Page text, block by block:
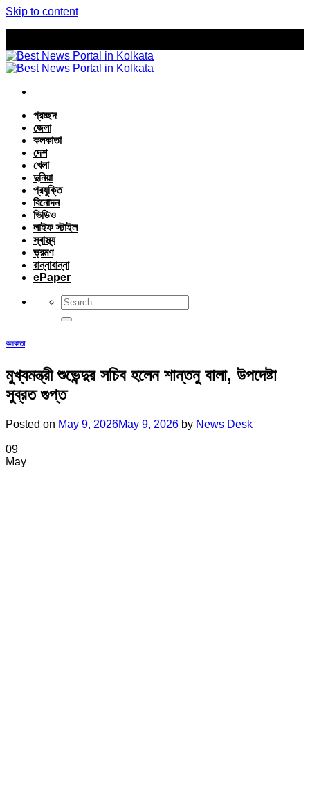
Skip to content
প্রচ্ছদ
জেলা
কলকাতা
দেশ
খেলা
দুনিয়া
প্রযুক্তি
বিনোদন
ভিডিও
লাইফ স্টাইল
স্বাস্থ্য
ভ্রমণ
রান্নাবান্না
ePaper
কলকাতা
মুখ্যমন্ত্রী শুভেন্দুর সচিব হলেন শান্তনু বালা, উপদেষ্টা
সুব্রত গুপ্ত
Posted on May 9, 2026May 9, 2026 by News Desk
09
May